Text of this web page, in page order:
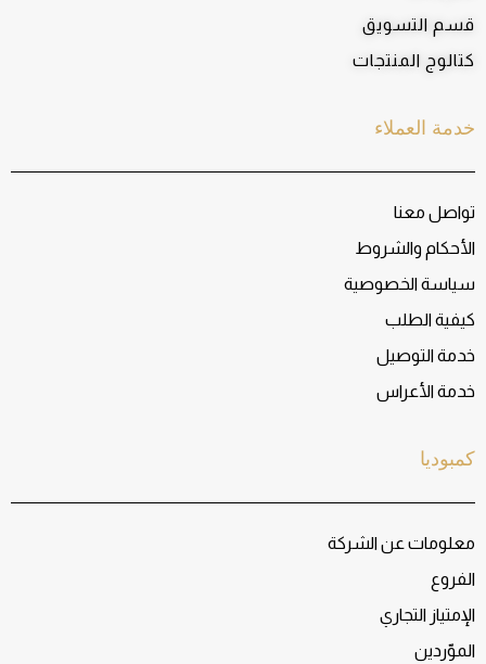
كمبوديا
معلومات عن الشركة
الفروع
الإمتياز التجاري
الموّردين
خدمة العملاء
تواصل معنا
الأحكام والشروط
سياسة الخصوصية
كيفية الطلب
خدمة التوصيل
خدمة الأعراس
قسم التسويق
كتالوج المنتجات